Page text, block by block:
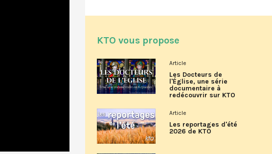
KTO vous propose
Article
Les Docteurs de
l'Église, une série
documentaire à
redécouvrir sur KTO
Article
Les reportages d'été
2026 de KTO